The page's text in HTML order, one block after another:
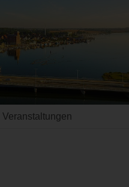
Veranstaltungen